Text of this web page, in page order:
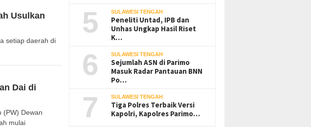
Usulkan
setiap daerah di
Dai di
(PW) Dewan
mulai
5 SULAWESI TENGAH
Peneliti Untad, IPB dan
Unhas Ungkap Hasil Riset
K…
6 SULAWESI TENGAH
Sejumlah ASN di Parimo
Masuk Radar Pantauan BNN
Po…
7 SULAWESI TENGAH
Tiga Polres Terbaik Versi
Kapolri, Kapolres Parimo…